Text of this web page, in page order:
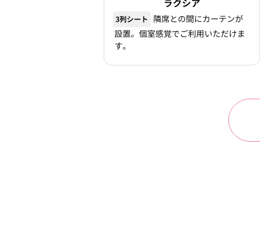
3列シート
隣席との間にカーテンが
設置。個室感覚でご利用いただけま
す。